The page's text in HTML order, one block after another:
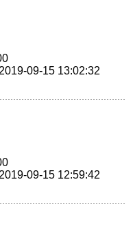
2019-09-15 13:02:32
2019-09-15 12:59:42